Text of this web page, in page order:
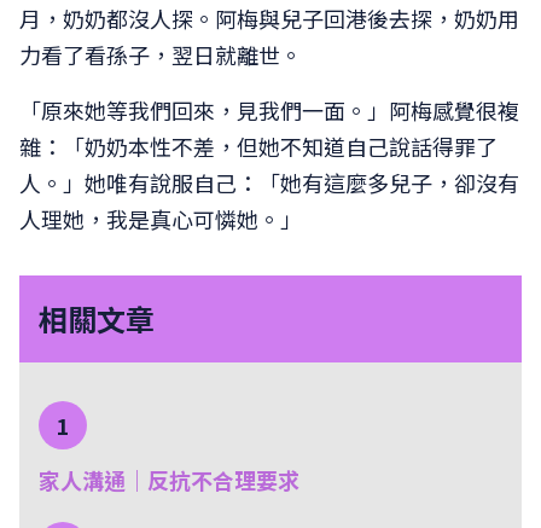
月，奶奶都沒人探。阿梅與兒子回港後去探，奶奶用
力看了看孫子，翌日就離世。
「原來她等我們回來，見我們一面。」阿梅感覺很複
雜：「奶奶本性不差，但她不知道自己說話得罪了
人。」她唯有說服自己：「她有這麼多兒子，卻沒有
人理她，我是真心可憐她。」
相關文章
1
家人溝通｜反抗不合理要求